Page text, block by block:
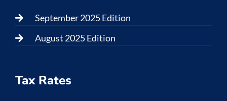
September 2025 Edition
August 2025 Edition
Tax Rates